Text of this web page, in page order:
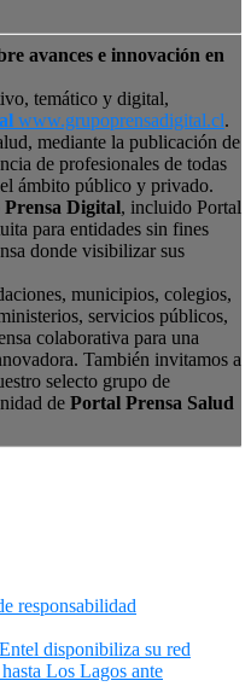
avances e innovación en
temático y digital,
www.grupoprensadigital.cl.
mediante la publicación de
de profesionales de todas
ámbito público y privado.
Digital, incluido Portal
para entidades sin fines
donde visibilizar sus
municipios, colegios,
servicios públicos,
colaborativa para una
También invitamos a
selecto grupo de
de Portal Prensa Salud
responsabilidad